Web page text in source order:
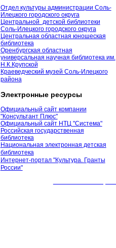
Отдел культуры администрации Соль-
Илецкого городского округа
Центральной детской библиотеки
Соль-Илецкого городского округа
Центральная областная юношеская
библиотека
Оренбургская областная
универсальная научная библиотека им.
Н.К.Крупской
Краеведческий музей Соль-Илецкого
района
Электронные ресурсы
Официальный сайт компании
"Консультант Плюс"
Официальный сайт НТЦ "Система"
Российская государственная
библиотека
Национальная электронная детская
библиотека
Интернет-портал "Культура. Гранты
России"